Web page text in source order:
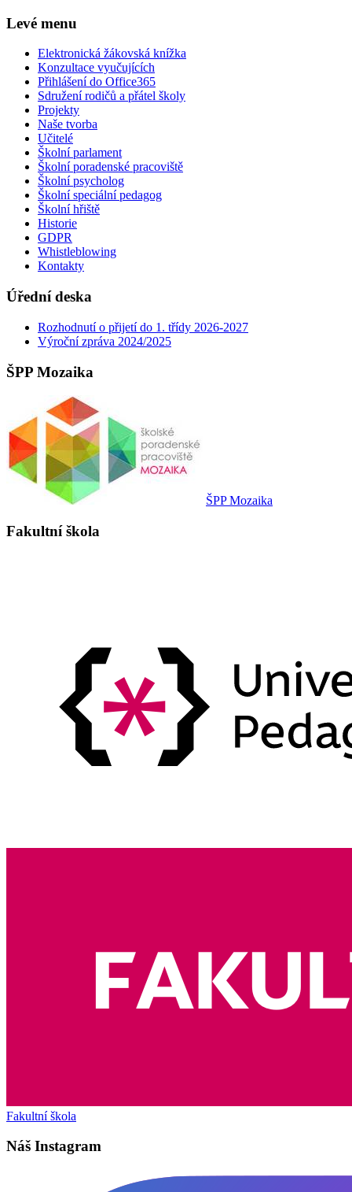
Levé menu
Elektronická žákovská knížka
Konzultace vyučujících
Přihlášení do Office365
Sdružení rodičů a přátel školy
Projekty
Naše tvorba
Učitelé
Školní parlament
Školní poradenské pracoviště
Školní psycholog
Školní speciální pedagog
Školní hřiště
Historie
GDPR
Whistleblowing
Kontakty
Úřední deska
Rozhodnutí o přijetí do 1. třídy 2026-2027
Výroční zpráva 2024/2025
ŠPP Mozaika
ŠPP Mozaika
Fakultní škola
Fakultní škola
Náš Instagram